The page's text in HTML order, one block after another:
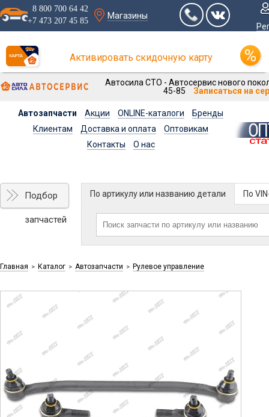
8 800 700 64 42
+7 473 207 45 85
Магазины
Активировать скидочную карту
Автосила СТО - Автосервис нового
45-85
Записаться на
Автозапчасти Акции ONLINE-каталоги
Бренды
Клиентам
Доставка и оплата
Оптовикам
Контакты
О нас
Подбор
запчастей
По артикулу или названию детали По
Главная > Каталог > Автозапчасти > Рулевое управление